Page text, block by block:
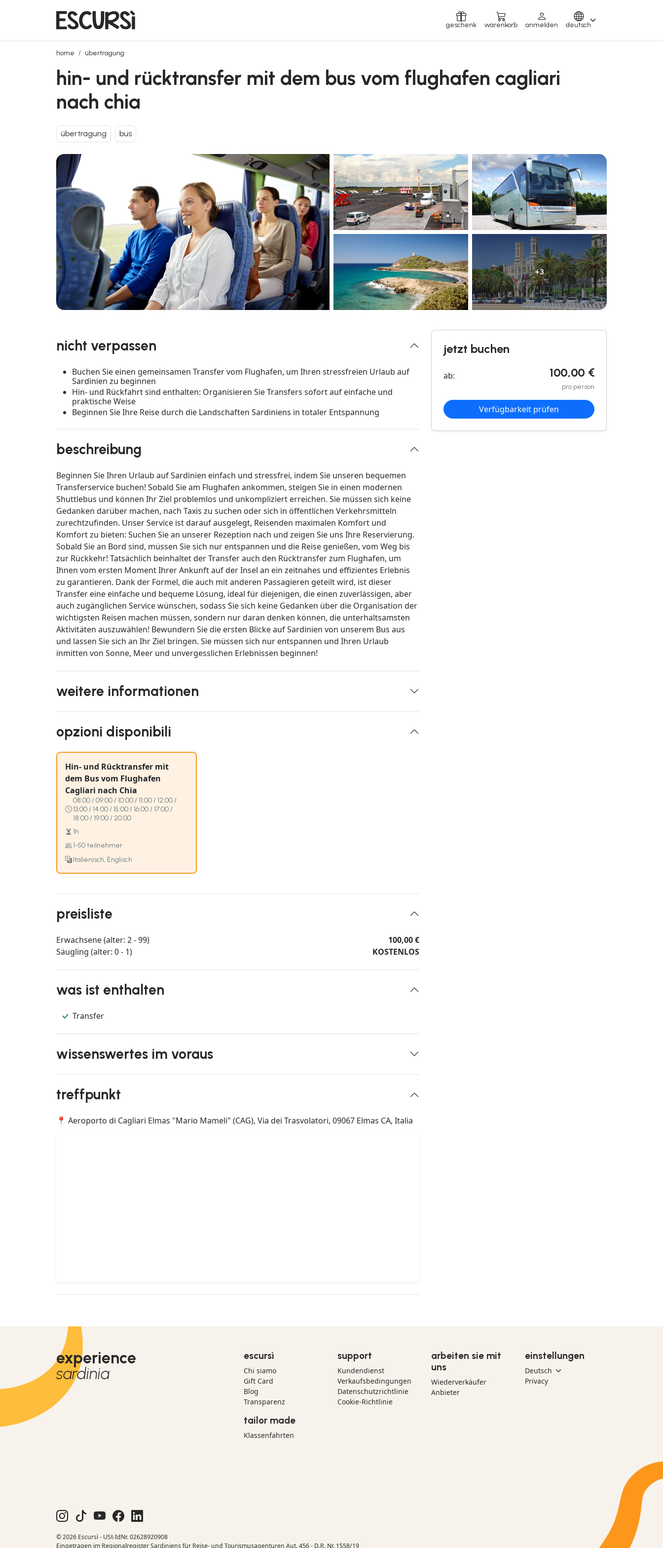
geschenk warenkorb anmelden deutsch
home übertragung
hin- und rücktransfer mit dem bus vom flughafen cagliari nach chia
hin- und rücktransfer mit dem bus vom flughafen cagliari
nach chia
übertragung bus
+3
nicht verpassen
Buchen Sie einen gemeinsamen Transfer vom Flughafen, um Ihren stressfreien Urlaub auf
Sardinien zu beginnen
Hin- und Rückfahrt sind enthalten: Organisieren Sie Transfers sofort auf einfache und
praktische Weise
Beginnen Sie Ihre Reise durch die Landschaften Sardiniens in totaler Entspannung
beschreibung
Beginnen Sie Ihren Urlaub auf Sardinien einfach und stressfrei, indem Sie unseren bequemen
Transferservice buchen! Sobald Sie am Flughafen ankommen, steigen Sie in einen modernen
Shuttlebus und können Ihr Ziel problemlos und unkompliziert erreichen. Sie müssen sich keine
Gedanken darüber machen, nach Taxis zu suchen oder sich in öffentlichen Verkehrsmitteln
zurechtzufinden. Unser Service ist darauf ausgelegt, Reisenden maximalen Komfort und
Komfort zu bieten: Suchen Sie an unserer Rezeption nach und zeigen Sie uns Ihre Reservierung.
Sobald Sie an Bord sind, müssen Sie sich nur entspannen und die Reise genießen, vom Weg bis
zur Rückkehr! Tatsächlich beinhaltet der Transfer auch den Rücktransfer zum Flughafen, um
Ihnen vom ersten Moment Ihrer Ankunft auf der Insel an ein zeitnahes und effizientes Erlebnis
zu garantieren. Dank der Formel, die auch mit anderen Passagieren geteilt wird, ist dieser
Transfer eine einfache und bequeme Lösung, ideal für diejenigen, die einen zuverlässigen, aber
auch zugänglichen Service wünschen, sodass Sie sich keine Gedanken über die Organisation der
wichtigsten Reisen machen müssen, sondern nur daran denken können, die unterhaltsamsten
Aktivitäten auszuwählen! Bewundern Sie die ersten Blicke auf Sardinien von unserem Bus aus
und lassen Sie sich an Ihr Ziel bringen. Sie müssen sich nur entspannen und Ihren Urlaub
inmitten von Sonne, Meer und unvergesslichen Erlebnissen beginnen!
weitere informationen
opzioni disponibili
Hin- und Rücktransfer mit
dem Bus vom Flughafen
Cagliari nach Chia
08:00 / 09:00 / 10:00 / 11:00 / 12:00 /
13:00 / 14:00 / 15:00 / 16:00 / 17:00 /
18:00 / 19:00 / 20:00
1h
1-50 teilnehmer
Italienisch, Englisch
preisliste
Erwachsene (alter: 2 - 99)
100,00 €
Säugling (alter: 0 - 1)
KOSTENLOS
was ist enthalten
Transfer
wissenswertes im voraus
treffpunkt
📍 Aeroporto di Cagliari Elmas "Mario Mameli" (CAG), Via dei Trasvolatori, 09067 Elmas CA, Italia
jetzt buchen
ab: 100,00 €
pro person
Verfügbarkeit prüfen
experience
sardinia
escursì
Chi siamo
Gift Card
Blog
Transparenz
tailor made
Klassenfahrten
support
Kundendienst
Verkaufsbedingungen
Datenschutzrichtlinie
Cookie-Richtlinie
arbeiten sie mit
uns
Wiederverkäufer
Anbieter
einstellungen
Privacy
© 2026 Escursì - USt-IdNr. 02628920908
Eingetragen im Regionalregister Sardiniens für Reise- und Tourismusagenturen Aut. 456 - D.R. Nr. 1558/19